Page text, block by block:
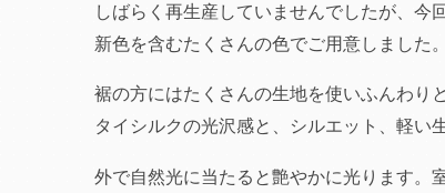
しばらく再生産していませんでしたが、今
新色を含むたくさんの色でご用意しました。
裾の方にはたくさんの生地を使いふんわり
タイシルクの光沢感と、シルエット、軽い
外で自然光に当たると艶やかに光ります。